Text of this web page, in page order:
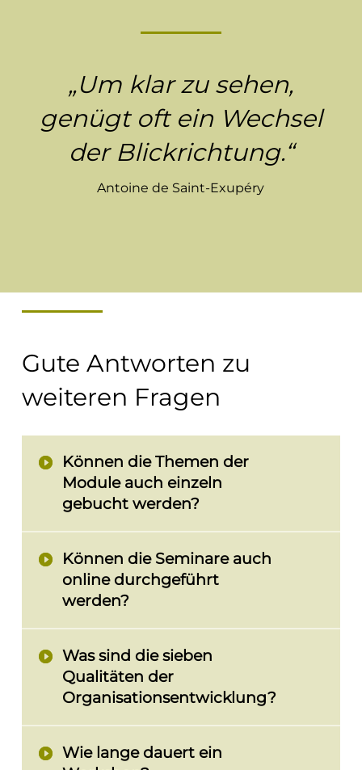
„Um klar zu sehen,
genügt oft ein Wechsel
der Blickrichtung.“
Antoine de Saint-Exupéry
Gute Antworten zu
weiteren Fragen
Können die Themen der
Module auch einzeln
gebucht werden?
Können die Seminare auch
online durchgeführt
werden?
Was sind die sieben
Qualitäten der
Organisationsentwicklung?
Wie lange dauert ein